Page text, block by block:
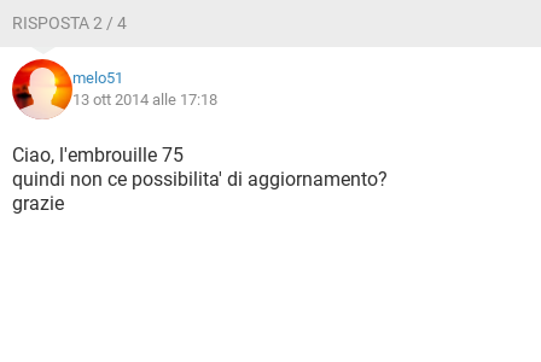
RISPOSTA 2 / 4
melo51
13 ott 2014 alle 17:18
Ciao, l'embrouille 75
quindi non ce possibilita' di aggiornamento?
grazie